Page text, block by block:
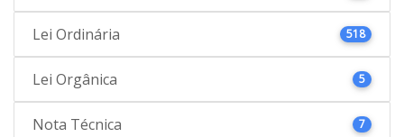
Lei Ordinária 518
Lei Orgânica 5
Nota Técnica 7